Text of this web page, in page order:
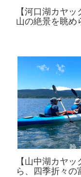
【河口湖カヤ
山の絶景を眺め
【山中湖カヤ
ら、四季折々の